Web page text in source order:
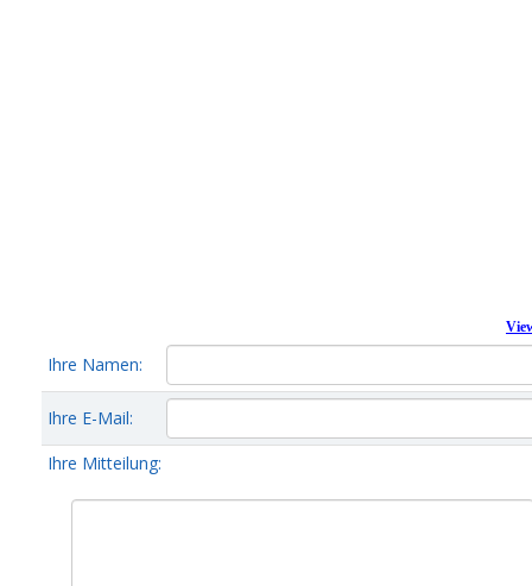
Ihre Namen:
Ihre E-Mail:
Ihre Mitteilung: